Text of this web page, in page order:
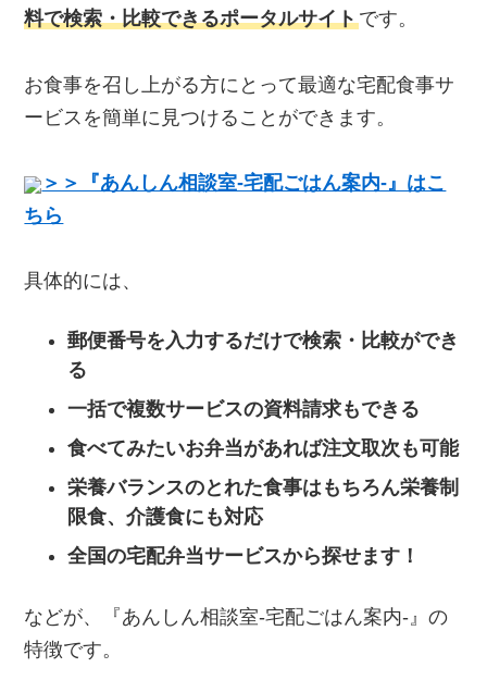
料で検索・比較できるポータルサイトです。
お食事を召し上がる方にとって最適な宅配食事サ
ービスを簡単に見つけることができます。
＞＞『あんしん相談室‐宅配ごはん案内‐』はこ
ちら
具体的には、
郵便番号を入力するだけで検索・比較ができ
る
一括で複数サービスの資料請求もできる
食べてみたいお弁当があれば注文取次も可能
栄養バランスのとれた食事はもちろん栄養制
限食、介護食にも対応
全国の宅配弁当サービスから探せます！
などが、『あんしん相談室‐宅配ごはん案内‐』の
特徴です。